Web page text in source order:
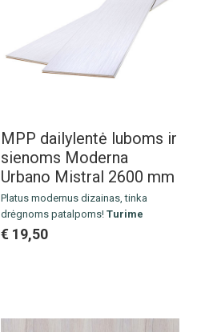
MPP dailylentė luboms ir
sienoms Moderna
Urbano Mistral 2600 mm
Platus modernus dizainas, tinka
drėgnoms patalpoms! Turime
sandėlyje.
Išmatavimai: 2600 x 262 x 10 mm
€ 19,50